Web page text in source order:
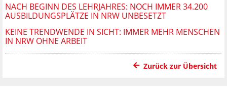
NACH BEGINN DES LEHRJAHRES: NOCH IMMER 34.200
AUSBILDUNGSPLÄTZE IN NRW UNBESETZT
KEINE TRENDWENDE IN SICHT: IMMER MEHR MENSCHEN
IN NRW OHNE ARBEIT
Zurück zur Übersicht